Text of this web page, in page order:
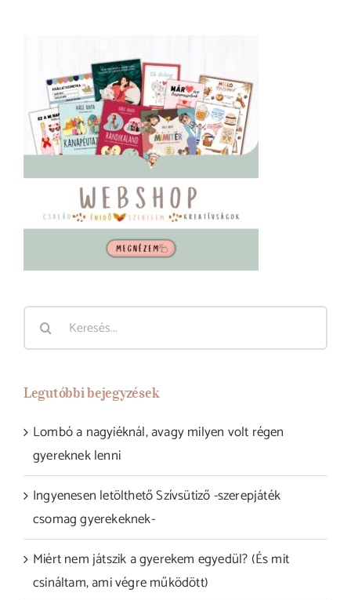
Keresés...
Legutóbbi bejegyzések
Lombó a nagyiéknál, avagy milyen volt régen
gyereknek lenni
Ingyenesen letölthető Szívsütiző -szerepjáték
csomag gyerekeknek-
Miért nem játszik a gyerekem egyedül? (És mit
csináltam, ami végre működött)